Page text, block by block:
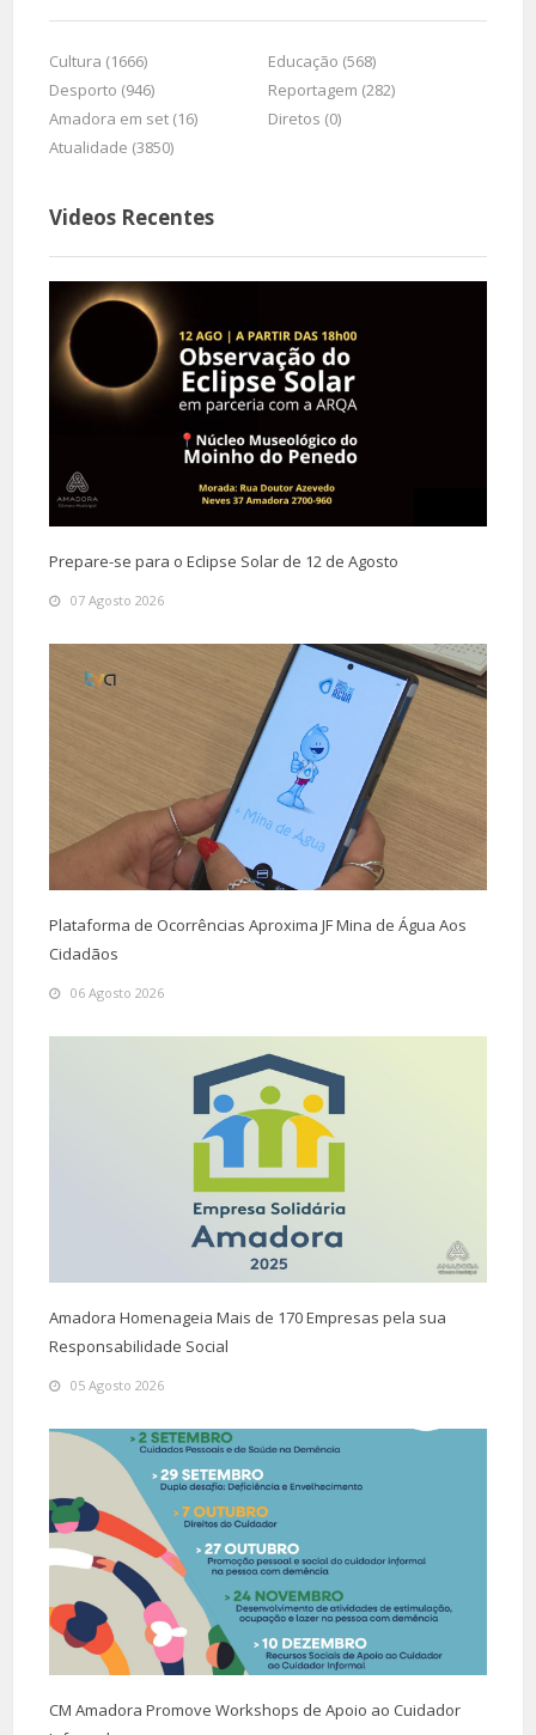
Cultura (1666)
Educação (568)
Desporto (946)
Reportagem (282)
Amadora em set (16)
Diretos (0)
Atualidade (3850)
Videos Recentes
Prepare-se para o Eclipse Solar de 12 de Agosto
07 Agosto 2026
Plataforma de Ocorrências Aproxima JF Mina de Água Aos
Cidadãos
06 Agosto 2026
Amadora Homenageia Mais de 170 Empresas pela sua
Responsabilidade Social
05 Agosto 2026
CM Amadora Promove Workshops de Apoio ao Cuidador